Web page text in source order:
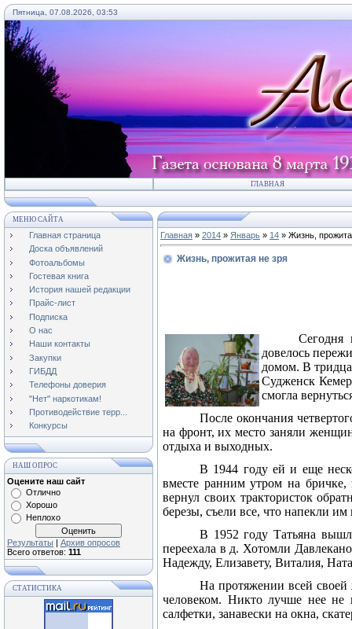
Пятница, 07.08.2026, 03:53
ГЛАВНАЯ
МЕНЮ САЙТА
Главная страница
Доска объявлений
Фотоальбомы
Гостевая книга
История нашей редакции
Прайс-лист
Подписка
О нас
Наши контакты
Закупки
ГИБДД
Телефоны доверия
"Нет" наркотикам!
Противодействие терр...
Конкурсы
НАШ ОПРОС
Оцените наш сайт
Отлично
Хорошо
Неплохо
Результаты | Архив опросов
Всего ответов: 111
СТАТИСТИКА
Главная » 2014 » Январь » 14 » Жизнь,
Жизнь, прожитая не зря
Сегодня
довелось
домом. В
Судженск
смогла
После окончания
на фронт, их место заняли
отдыха и выходных.
В 1944 году ей и еще
вместе ранним утром на
вернул своих трактористок
березы, съели все, что напекли
В 1952 году Татьяна
переехала в д. Хотомли
Надежду, Елизавету, Виталия,
На протяжении всей
человеком. Никто лучше нее не
салфетки, занавески на окна,